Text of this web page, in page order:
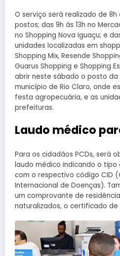
O serviço será realizado de 8h
postos; das 9h às 13h no
no Shopping Nova Iguaçu; e
unidades localizadas em
Shopping Mix, Resende
Guarus Shopping e Shopping
abrir neste sábado o posto da
município de Rio Claro, onde
festa agropecuária, e as
prefeituras.
Laudo médico
Para os cidadãos PCDs, será
laudo médico indicando o
com o respectivo código CID
Internacional de Doenças).
um comprovante de
naturalizados, o certificado de